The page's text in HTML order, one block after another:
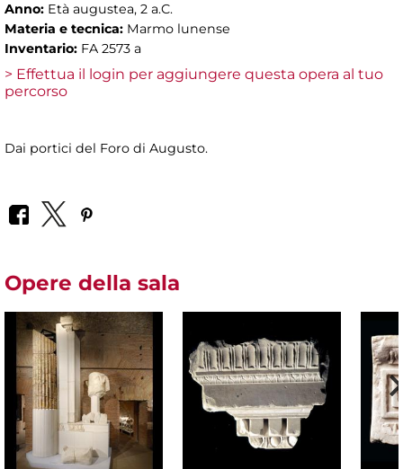
Anno: Età augustea, 2 a.C.
Materia e tecnica: Marmo lunense
Inventario: FA 2573 a
> Effettua il login per aggiungere questa opera al tuo
percorso
Dai portici del Foro di Augusto.
Opere della sala